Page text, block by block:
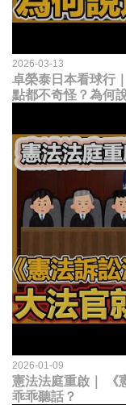
2026-03-13
卓榮泰日本看球行
點都不奇怪？為何
2026-01-09
憲法法庭重啟｜ 《
乖乖聽話？